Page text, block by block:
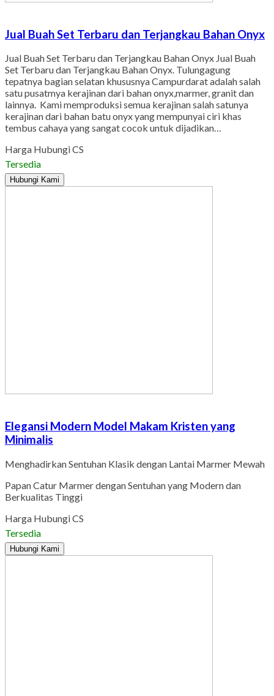
Jual Buah Set Terbaru dan Terjangkau Bahan Onyx
Jual Buah Set Terbaru dan Terjangkau Bahan Onyx Jual Buah
Set Terbaru dan Terjangkau Bahan Onyx. Tulungagung
tepatnya bagian selatan khususnya Campurdarat adalah salah
satu pusatmya kerajinan dari bahan onyx,marmer, granit dan
lainnya. Kami memproduksi semua kerajinan salah satunya
kerajinan dari bahan batu onyx yang mempunyai ciri khas
tembus cahaya yang sangat cocok untuk dijadikan…
Harga Hubungi CS
Tersedia
Hubungi Kami
Elegansi Modern Model Makam Kristen yang
Minimalis
Menghadirkan Sentuhan Klasik dengan Lantai Marmer Mewah
Papan Catur Marmer dengan Sentuhan yang Modern dan
Berkualitas Tinggi
Harga Hubungi CS
Tersedia
Hubungi Kami